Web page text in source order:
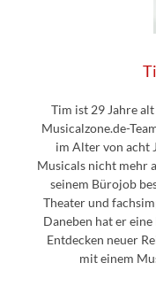
Tim ist 29 Jahre
Musicalzone.de-
im Alter von acht
Musicals nicht mehr
seinem Bürojob
Theater und
Daneben hat er
Entdecken neuer
mit einem